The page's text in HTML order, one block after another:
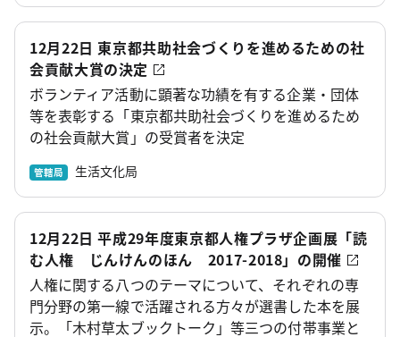
12月22日 東京都共助社会づくりを進めるための社
会貢献大賞の決定
ボランティア活動に顕著な功績を有する企業・団体
等を表彰する「東京都共助社会づくりを進めるため
の社会貢献大賞」の受賞者を決定
管轄局 生活文化局
12月22日 平成29年度東京都人権プラザ企画展「読
む人権 じんけんのほん 2017-2018」の開催
人権に関する八つのテーマについて、それぞれの専
門分野の第一線で活躍される方々が選書した本を展
示。「木村草太ブックトーク」等三つの付帯事業と